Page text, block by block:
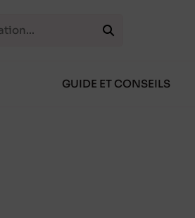
GUIDE ET CONSEILS